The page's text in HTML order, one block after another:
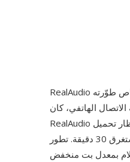
الهاتفي، كان
RealAudio ثورياً حقاً — فقد أتاح للمستخدمين الاستماع إلى الصوت أثناء التحميل بدلاً من انتظار تحميل
الملف بالكامل، وهو تحوّل جذري حين كان تحميل أغنية مدتها ثلاث دقائق يستغرق 30 دقيقة. تطور
بمعدل بت منخفض